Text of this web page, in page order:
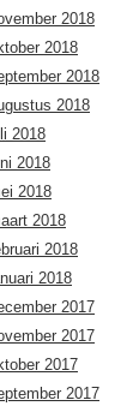
2018
2018
2018
2018
2018
2018
2018
2018
2018
2018
2017
2017
2017
2017